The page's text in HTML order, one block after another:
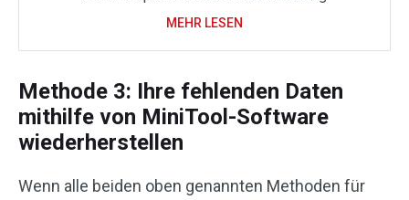
MEHR LESEN
Methode 3: Ihre fehlenden Daten
mithilfe von MiniTool-Software
wiederherstellen
Wenn alle beiden oben genannten Methoden für